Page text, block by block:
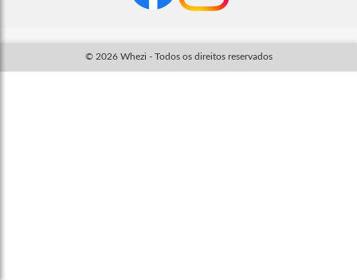
© 2026 Whezi - Todos os direitos reservados